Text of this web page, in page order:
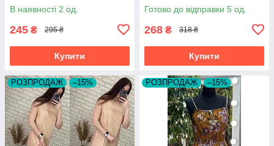
В наявності 2 од.
245 ₴ 295 ₴
Купити
Готово до відправки 5 од.
268 ₴ 318 ₴
Купити
РОЗПРОДАЖ –15% РОЗПРОДАЖ –15%